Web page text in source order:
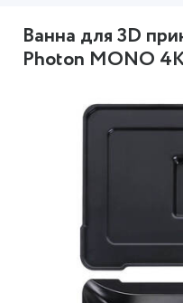
Ванна для 3D
Photon MONO